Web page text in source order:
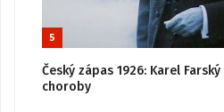
5
Český zápas 1926: Karel
choroby